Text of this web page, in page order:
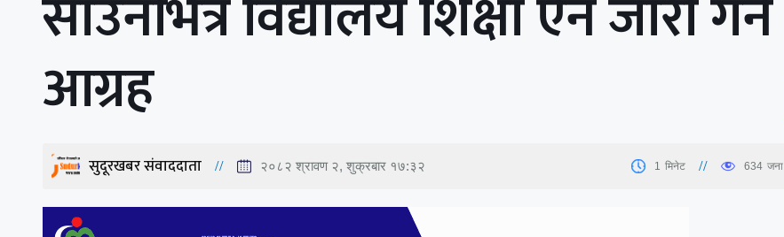
साउनभित्र विद्यालय शिक्षा ऐन जारी गर्न
आग्रह
सुदूरखबर संवाददाता २०८२ श्रावण २, शुक्रबार १७:३२ 1 मिनेट 634 जना